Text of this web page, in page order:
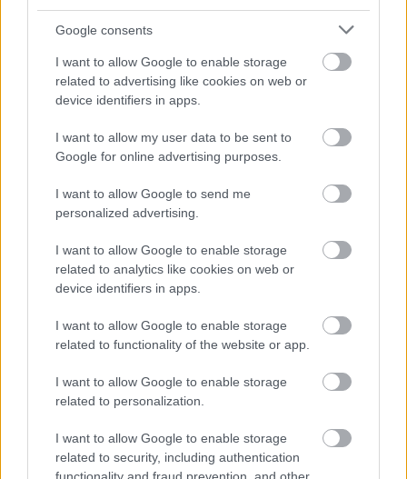
Google consents
I want to allow Google to enable storage
related to advertising like cookies on web or
device identifiers in apps.
I want to allow my user data to be sent to
Google for online advertising purposes.
I want to allow Google to send me
personalized advertising.
I want to allow Google to enable storage
related to analytics like cookies on web or
device identifiers in apps.
I want to allow Google to enable storage
related to functionality of the website or app.
I want to allow Google to enable storage
related to personalization.
I want to allow Google to enable storage
related to security, including authentication
Kard és kókuszolaj - Görgei Artúr a
szabadságharcban III.
A hazaáruló ágyú és a tábornoki házisapka
története
2016. június 23.
Legutóbb ott hagytuk abba, hogy Guyon Richárd
hágót védő császári csapatokat. A feldunai hadtest
kezdett magához térni; Görgei már nem csak